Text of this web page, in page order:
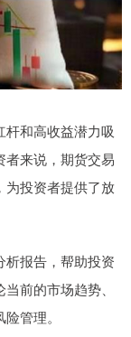
和高收益潜力吸
者来说，期货交易
为投资者提供了放
析报告，帮助投资
前的市场趋势、
管理。